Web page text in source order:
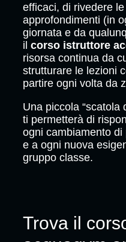
efficaci, di rivedere
approfondimenti (in
giornata e da
il corso istruttore
risorsa continua da
strutturare le lezioni
partire ogni volta da
Una piccola “scatola
ti permetterà di
ogni cambiamento
e a ogni nuova
gruppo classe.
Trova il